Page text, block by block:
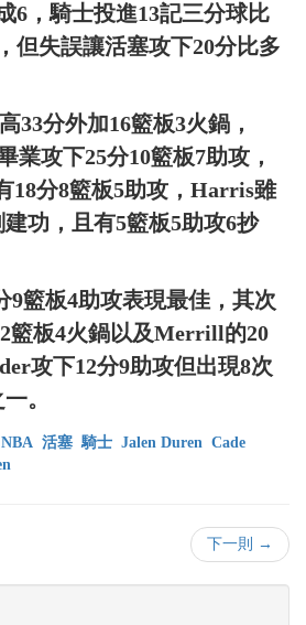
6，騎士投進13記三分球比
但失誤讓活塞攻下20分比多
33分外加16籃板3火鍋，
業攻下25分10籃板7助攻，
18分8籃板5助攻，Harris雖
功，且有5籃板5助攻6抄
9籃板4助攻表現最佳，其次
籃板4火鍋以及Merrill的20
攻下12分9助攻但出現8次
。
NBA 活塞 騎士 Jalen Duren Cade
下一則 →